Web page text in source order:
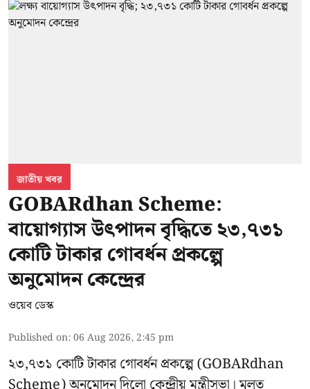
জাতীয় খবর
GOBARdhan Scheme:
বায়োগ্যাস উৎপাদন বৃদ্ধিতে ২৩,৭৩১
কোটি টাকার গোবর্ধন প্রকল্পে
অনুমোদন কেন্দ্রের
ওয়েব ডেস্ক
Published on:06 Aug 2026, 2:45 pm
২৩,৭৩১ কোটি টাকার গোবর্ধন প্রকল্পে (GOBARdhan